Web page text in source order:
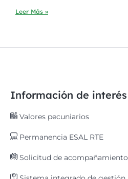
Leer Más »
Información de interés
Valores pecuniarios
Permanencia ESAL RTE
Solicitud de acompañamiento